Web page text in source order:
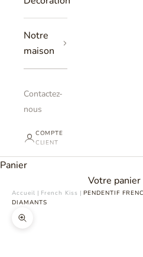
Notre
maison
Contactez-
nous
COMPTE
CLIENT
Panier
Votre
Accueil | French Kiss | PENDENTIF
DIAMANTS
Zoomer sur l'image